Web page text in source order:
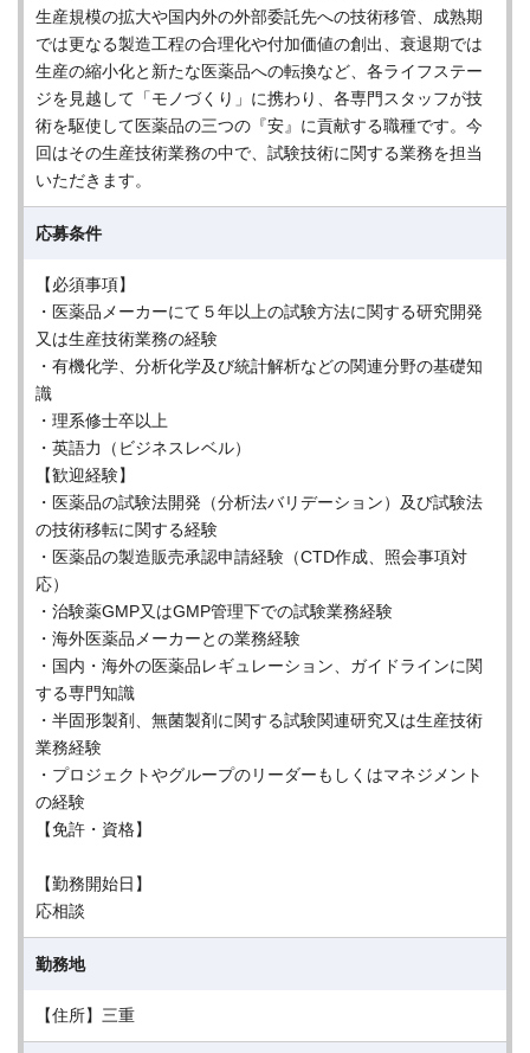
生産規模の拡大や国内外の外部委託先への技術移管、成熟期
では更なる製造工程の合理化や付加価値の創出、衰退期では
生産の縮小化と新たな医薬品への転換など、各ライフステー
ジを見越して「モノづくり」に携わり、各専門スタッフが技
術を駆使して医薬品の三つの『安』に貢献する職種です。今
回はその生産技術業務の中で、試験技術に関する業務を担当
いただきます。
応募条件
【必須事項】
・医薬品メーカーにて５年以上の試験方法に関する研究開発
又は生産技術業務の経験
・有機化学、分析化学及び統計解析などの関連分野の基礎知
識
・理系修士卒以上
・英語力（ビジネスレベル）
【歓迎経験】
・医薬品の試験法開発（分析法バリデーション）及び試験法
の技術移転に関する経験
・医薬品の製造販売承認申請経験（CTD作成、照会事項対
応）
・治験薬GMP又はGMP管理下での試験業務経験
・海外医薬品メーカーとの業務経験
・国内・海外の医薬品レギュレーション、ガイドラインに関
する専門知識
・半固形製剤、無菌製剤に関する試験関連研究又は生産技術
業務経験
・プロジェクトやグループのリーダーもしくはマネジメント
の経験
【免許・資格】
【勤務開始日】
応相談
勤務地
【住所】三重